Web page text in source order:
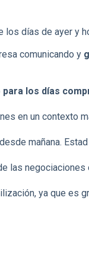
días de ayer y
comunicando y
los días
en un contexto
mañana.
las negociaciones
ya que